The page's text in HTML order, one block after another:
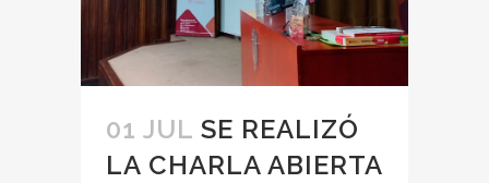
01 JUL SE REALIZÓ
LA CHARLA ABIERTA